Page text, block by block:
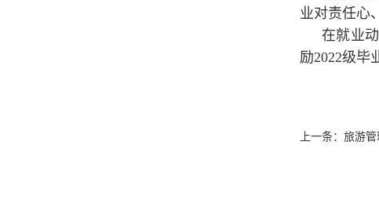
业对责任心
在就业
励2022级毕
上一条： 旅游